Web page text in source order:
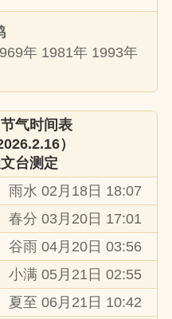
年 1981年 1993年
气时间表
）
台测定
雨水 02月18日 18:07
春分 03月20日 17:01
谷雨 04月20日 03:56
小满 05月21日 02:55
夏至 06月21日 10:42